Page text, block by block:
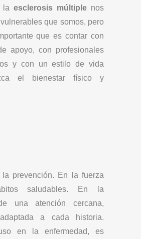
la esclerosis múltiple nos
que somos, pero
que es contar con
apoyo, con profesionales
y con un estilo de vida
el bienestar físico y
la prevención. En la fuerza
saludables. En la
una atención cercana,
a cada historia.
en la enfermedad, es